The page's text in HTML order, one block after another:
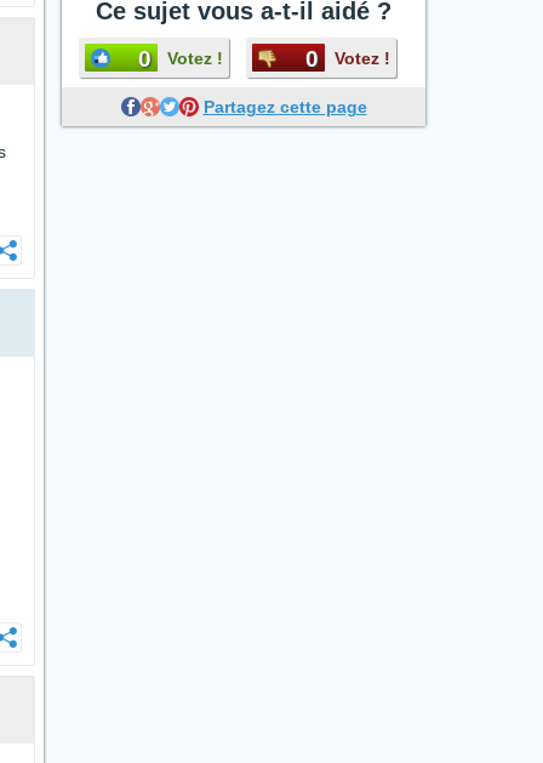
Ce sujet vous a-t-il aidé ?
0 Votez ! 0 Votez !
Partagez cette page